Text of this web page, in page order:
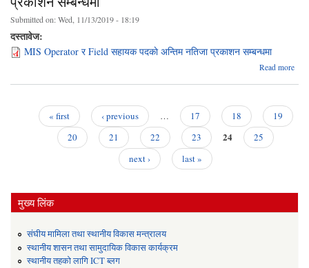
Submitted on:Wed, 11/13/2019 - 18:19
दस्तावेज:
MIS Operator र Field सहायक पदकाे अन्तिम नतिजा प्रकाशन सम्बन्धमा
Read more
« first ‹ previous … 17 18
19
20
21 22 23 24
25
next ›
last »
मुख्य लिंक
संघीय मामिला तथा स्थानीय विकास मन्त्रालय
स्थानीय शासन तथा सामुदायिक विकास कार्यक्रम
स्थानीय तहको लागि ICT ब्लग